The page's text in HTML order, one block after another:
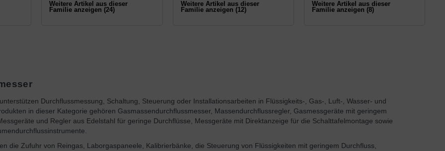
Weitere Artikel aus dieser
Familie anzeigen (24)
Weitere Artikel aus dieser
Familie anzeigen (12)
Weitere Artikel aus dieser
Familie anzeigen (8)
unterstützen Durchflussmessung, Schaltung, Steuerung oder Installationsarbeiten in Flüssigkeits-, Gas-, Luft-, Wasser- und
in dieser Kategorie gehören Gasmassendurchflussmesser, Massendurchflussregler, Gasmessgeräte mit geringem
und Regler aus Edelstahl für geringe Durchflüsse, Messgeräte mit Direktanzeige für die Schalttafelmontage sowie
die Zufuhr von Reingas, Laborgaspaneele, Kalibrierbänke, die Steuerung von Flüssigkeiten mit geringem Durchfluss,